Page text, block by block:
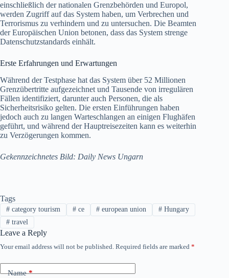
einschließlich der nationalen Grenzbehörden und Europol,
werden Zugriff auf das System haben, um Verbrechen und
Terrorismus zu verhindern und zu untersuchen. Die Beamten
der Europäischen Union betonen, dass das System strenge
Datenschutzstandards einhält.
Erste Erfahrungen und Erwartungen
Während der Testphase hat das System über 52 Millionen
Grenzübertritte aufgezeichnet und Tausende von irregulären
Fällen identifiziert, darunter auch Personen, die als
Sicherheitsrisiko gelten. Die ersten Einführungen haben
jedoch auch zu langen Warteschlangen an einigen Flughäfen
geführt, und während der Hauptreisezeiten kann es weiterhin
zu Verzögerungen kommen.
Gekennzeichnetes Bild: Daily News Ungarn
Tags
#category tourism #ce # european union # Hungary
#travel
Leave a Reply
Your email address will not be published. Required fields are marked *
Name*